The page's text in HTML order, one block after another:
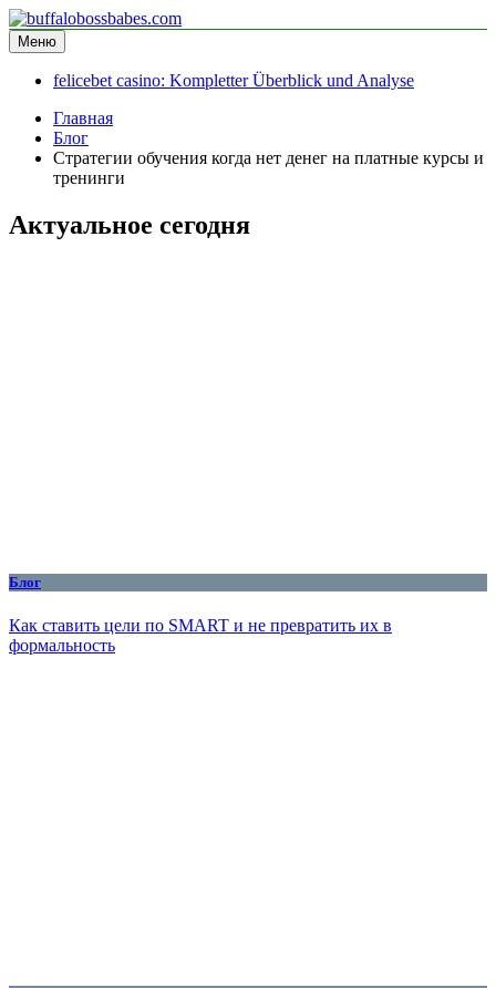
Перейти
к
содержимому
buffalobossbabes.com
информационный сайт
Меню
felicebet casino: Kompletter Überblick und Analyse
Главная
Блог
Стратегии обучения когда нет денег на платные курсы и
тренинги
Актуальное сегодня
Блог
Как ставить цели по SMART и не превратить их в
формальность